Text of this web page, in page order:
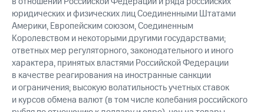
юридических и физических лиц Соединенными Штатами
Америки, Европейским союзом, Соединенным
Королевством и некоторыми другими государствами;
ответных мер регуляторного, законодательного и иного
характера, принятых властями Российской Федерации
в качестве реагирования на иностранные санкции
и ограничения; высокую волатильность учетных ставок
и курсов обмена валют (в том числе колебания российского